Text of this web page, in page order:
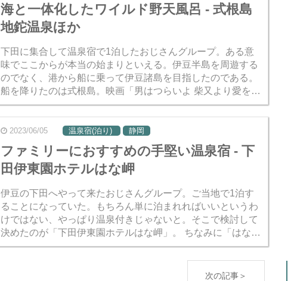
海と一体化したワイルド野天風呂 - 式根島
地鉈温泉ほか
下田に集合して温泉宿で1泊したおじさんグループ。ある意
味でここからが本当の始まりといえる。伊豆半島を周遊する
のでなく、港から船に乗って伊豆諸島を目指したのである。
船を降りたのは式根島。映画「男はつらいよ 柴又より愛をこ
めて」（第36作）の舞台にもなった小さな島だ。家出したあ
けみを...
2023/06/05 温泉宿(泊り) 静岡
ファミリーにおすすめの手堅い温泉宿 - 下
田伊東園ホテルはな岬
伊豆の下田へやって来たおじさんグループ。ご当地で1泊す
ることになっていた。もちろん単に泊まれればいいというわ
けではない、やっぱり温泉付きじゃないと。そこで検討して
決めたのが「下田伊東園ホテルはな岬」。 ちなみに「はな」
は漢字で「橤」と書く。おしべ・めしべの蕊（蘂）と同じ意
次の記事＞